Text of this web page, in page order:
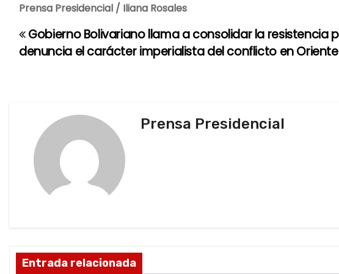
Prensa Presidencial / Iliana Rosales
NGobierno Bolivariano llama a consolidar la resistencia
denuncia el carácter imperialista del conflicto en
Prensa Presidencial
Entrada relacionada